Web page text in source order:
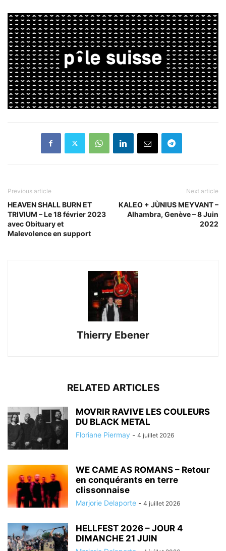
Previous article
HEAVEN SHALL BURN ET
TRIVIUM – Le 18 février 2023
avec Obituary et
Malevolence en support
Next article
KALEO + JÙNIUS MEYVANT –
Alhambra, Genève – 8 Juin
2022
Thierry Ebener
RELATED ARTICLES
MOVRIR RAVIVE LES COULEURS
DU BLACK METAL
Floriane Piermay - 4 juillet 2026
WE CAME AS ROMANS – Retour
en conquérants en terre
clissonnaise
Marjorie Delaporte - 4 juillet 2026
HELLFEST 2026 – JOUR 4
DIMANCHE 21 JUIN